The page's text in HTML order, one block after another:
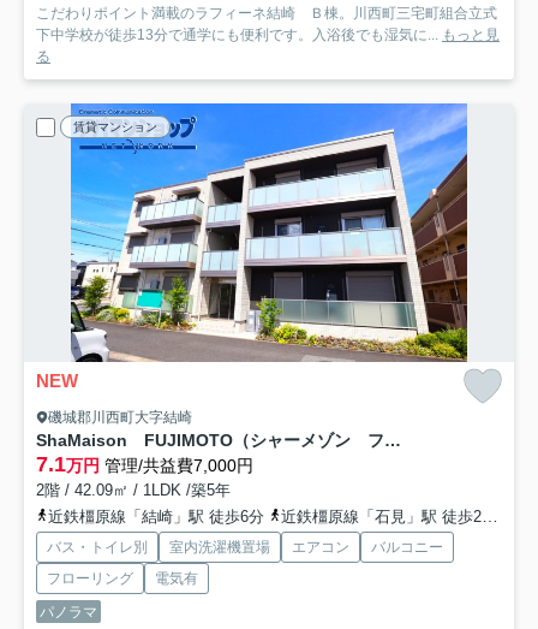
こだわりポイント満載のラフィーネ結崎 Ｂ棟。川西町三宅町組合立式
下中学校が徒歩13分で通学にも便利です。入浴後でも湿気に...
もっと見
る
賃貸マンション
NEW
磯城郡川西町大字結崎
ShaMaison FUJIMOTO（シャーメゾン フジモト）
7.1万円 管理/共益費7,000円
2階 / 42.09㎡ / 1LDK /築5年
近鉄橿原線「結崎」駅 徒歩6分
近鉄橿原線「石見」駅 徒歩25分
バス・トイレ別 室内洗濯機置場 エアコン
バルコニー
フローリング
電気有
パノラマ